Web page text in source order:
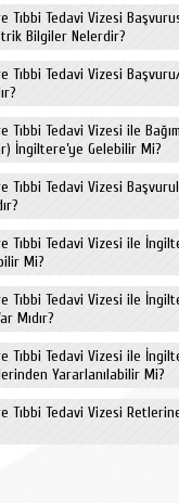
Tıbbi Tedavi Vizesi
Bilgiler Nelerdir?
Tıbbi Tedavi Vizesi
Tıbbi Tedavi Vizesi ile
İngiltere’ye Gelebilir Mi?
Tıbbi Tedavi Vizesi
Tıbbi Tedavi Vizesi ile
Mi?
Tıbbi Tedavi Vizesi ile
Mıdır?
Tıbbi Tedavi Vizesi ile
Yararlanılabilir Mi?
Tıbbi Tedavi Vizesi